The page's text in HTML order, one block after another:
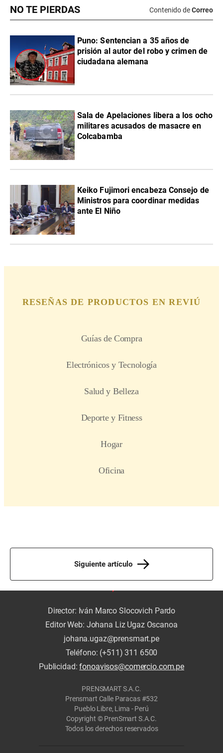
NO TE PIERDAS Contenido deCorreo
Puno: Sentencian a 35 años de
prisión al autor del robo y crimen de
ciudadana alemana
Sala de Apelaciones libera a los ocho
militares acusados de masacre en
Colcabamba
Keiko Fujimori encabeza Consejo de
Ministros para coordinar medidas
ante El Niño
Siguiente artículo
Director: Iván Marco Slocovich Pardo
Editor Web: Johana Liz Ugaz Oscanoa
johana.ugaz@prensmart.pe
Teléfono: (+511) 311 6500
Publicidad:fonoavisos@comercio.com.pe
PRENSMART S.A.C.
Prensmart Calle Paracas #532
Pueblo Libre, Lima - Perú
Copyright © PrenSmart S.A.C.
Todos los derechos reservados